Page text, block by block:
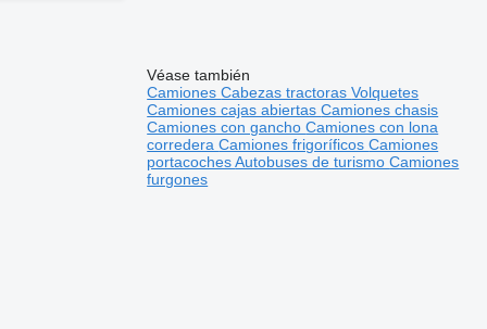
Véase también
CamionesCabezas tractorasVolquetes
Camiones cajas abiertasCamiones chasis
Camiones con ganchoCamiones con lona
correderaCamiones frigoríficosCamiones
portacochesAutobuses de turismoCamiones
furgones